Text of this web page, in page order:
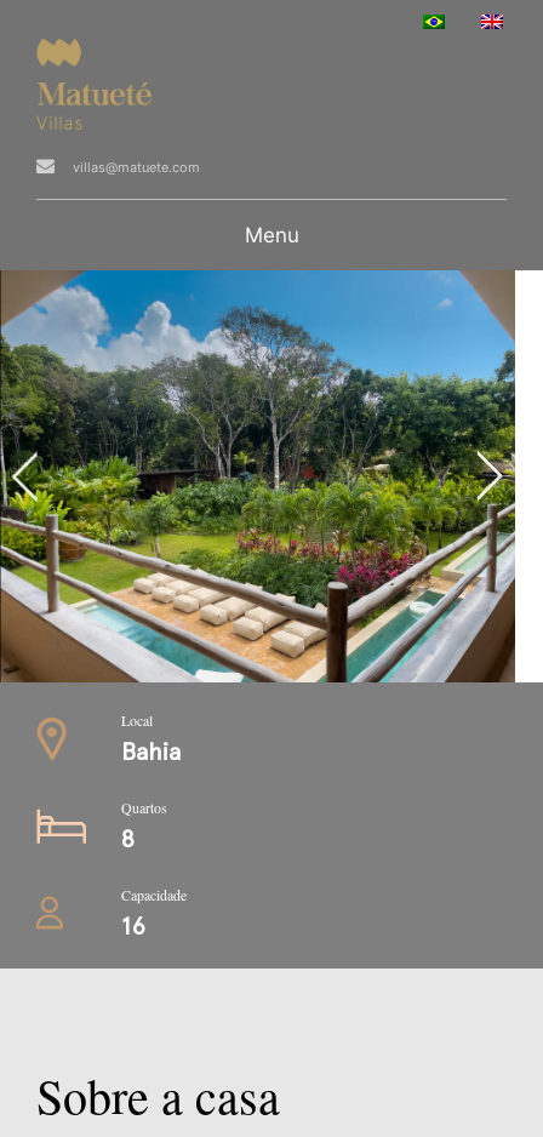
villas@matuete.com
Menu
Local
Bahia
Quartos
8
Capacidade
16
Sobre a casa